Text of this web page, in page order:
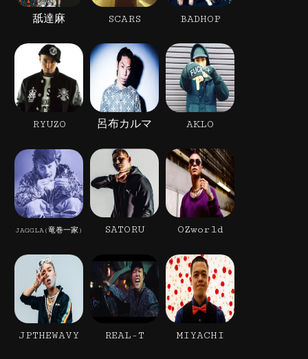
舐達麻 SCARS BADHOP
RYUZO 呂布カルマ AKLO
JAGGLA(竜巻一家) SATORU OZworld
JPTHEWAVY REAL-T MIYACHI